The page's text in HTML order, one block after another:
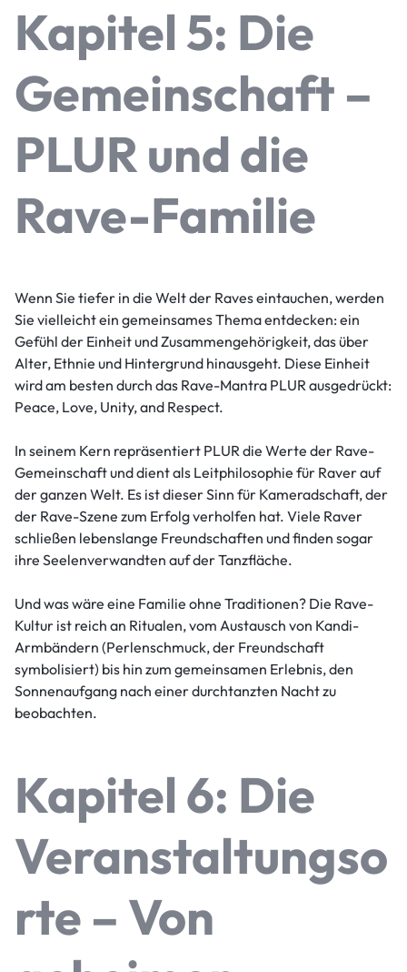
Kapitel 5: Die
Gemeinschaft –
PLUR und die
Rave-Familie
Wenn Sie tiefer in die Welt der Raves eintauchen, werden
Sie vielleicht ein gemeinsames Thema entdecken: ein
Gefühl der Einheit und Zusammengehörigkeit, das über
Alter, Ethnie und Hintergrund hinausgeht. Diese Einheit
wird am besten durch das Rave-Mantra PLUR ausgedrückt:
Peace, Love, Unity, and Respect.
In seinem Kern repräsentiert PLUR die Werte der Rave-
Gemeinschaft und dient als Leitphilosophie für Raver auf
der ganzen Welt. Es ist dieser Sinn für Kameradschaft, der
der Rave-Szene zum Erfolg verholfen hat. Viele Raver
schließen lebenslange Freundschaften und finden sogar
ihre Seelenverwandten auf der Tanzfläche.
Und was wäre eine Familie ohne Traditionen? Die Rave-
Kultur ist reich an Ritualen, vom Austausch von Kandi-
Armbändern (Perlenschmuck, der Freundschaft
symbolisiert) bis hin zum gemeinsamen Erlebnis, den
Sonnenaufgang nach einer durchtanzten Nacht zu
beobachten.
Kapitel 6: Die
Veranstaltungso
rte – Von